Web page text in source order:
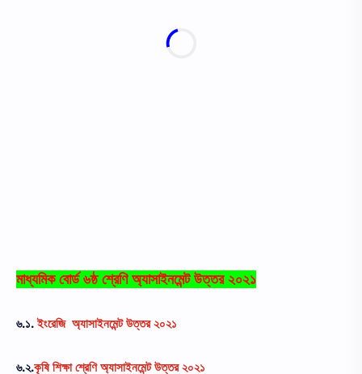
মাধ্যমিক বোর্ড ৬ষ্ঠ শ্রেণি অ্যাসাইনমেন্ট উত্তর ২০২১
৬.১.ইংরেজি অ্যাসাইনমেন্ট উত্তর ২০২১
৬.২.কৃষি শিক্ষা শ্রেণি অ্যাসাইনমেন্ট উত্তর ২০২১